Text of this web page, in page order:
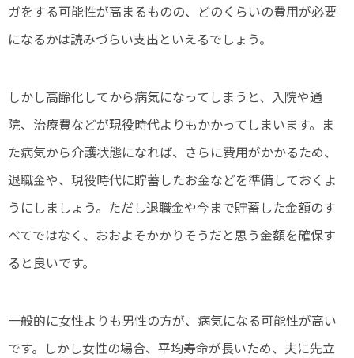
ガをする可能性が高まるものの、どのくらいの費用が必要
になるかは読みづらい支出といえるでしょう。
しかし高齢化してから病気になってしまうと、入院や通
院、治療費などが現役時代よりもかかってしまいます。ま
た病気から介護状態になれば、さらに費用がかかるため、
退職金や、現役時代に貯蓄したお金などを準備しておくよ
うにしましょう。ただし退職金や今まで貯蓄した金額のす
べてではなく、おおよそかかりそうだと思う金額を確保す
ると良いです。
一般的に女性よりも男性の方が、病気になる可能性が高い
です。しかし女性の場合、平均寿命が長いため、夫に先立